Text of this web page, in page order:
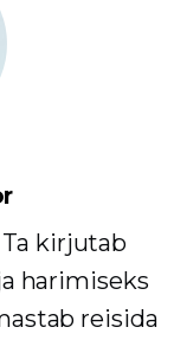
kirjutab
harimiseks
reisida